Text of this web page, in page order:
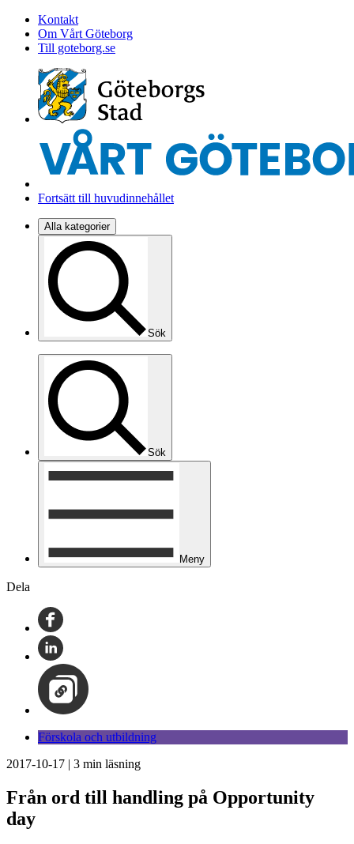
Kontakt
Om Vårt Göteborg
Till goteborg.se
Fortsätt till huvudinnehållet
Alla kategorier
Sök
Sök
Meny
Dela
Förskola och utbildning
2017-10-17 | 3 min läsning
Från ord till handling på Opportunity
day